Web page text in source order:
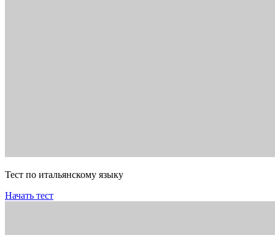
Тест по итальянскому языку
Начать тест